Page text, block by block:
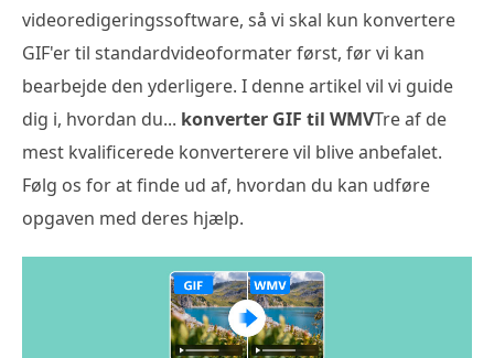
videoredigeringssoftware, så vi skal kun konvertere
GIF'er til standardvideoformater først, før vi kan
bearbejde den yderligere. I denne artikel vil vi guide
dig i, hvordan du... konverter GIF til WMVTre af de
mest kvalificerede konverterere vil blive anbefalet.
Følg os for at finde ud af, hvordan du kan udføre
opgaven med deres hjælp.